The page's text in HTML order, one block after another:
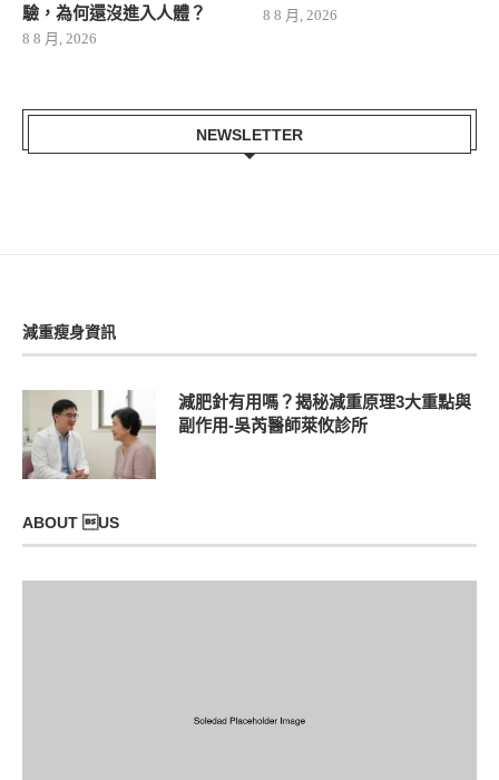
驗，為何還沒進入人體？
8 8 月, 2026
8 8 月, 2026
NEWSLETTER
減重瘦身資訊
減肥針有用嗎？揭秘減重原理3大重點與
副作用-吳芮醫師萊攸診所
ABOUT US